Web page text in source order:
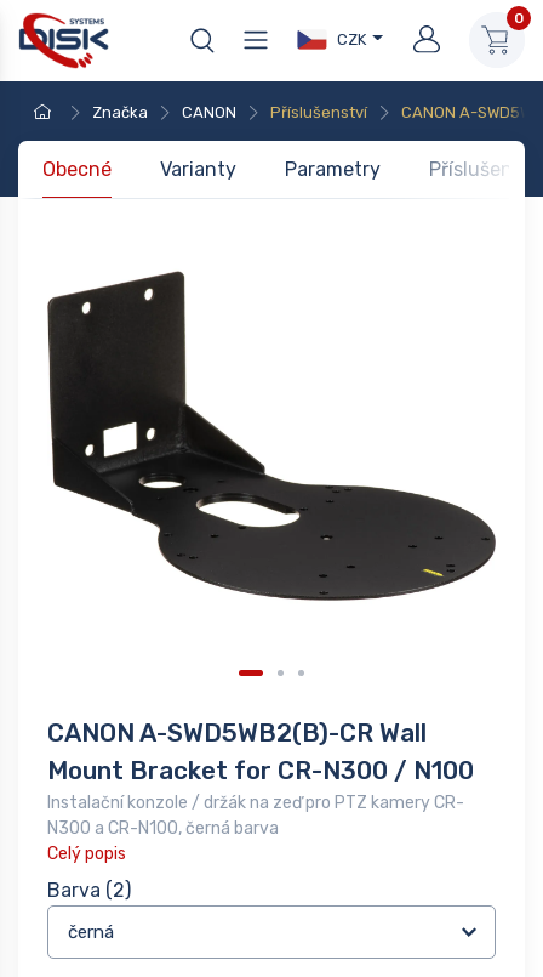
CZK
0
Značka CANON Příslušenství CANON A-
Obecné Varianty Parametry
CANON A-SWD5WB2(B)-CR Wall
Mount Bracket for CR-N300 / N100
Instalační konzole / držák na zeď pro PTZ kamery CR-
N300 a CR-N100, černá barva
Celý popis
Barva (2)